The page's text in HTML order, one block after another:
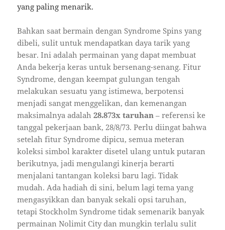
yang paling menarik.
Bahkan saat bermain dengan Syndrome Spins yang
dibeli, sulit untuk mendapatkan daya tarik yang
besar. Ini adalah permainan yang dapat membuat
Anda bekerja keras untuk bersenang-senang. Fitur
Syndrome, dengan keempat gulungan tengah
melakukan sesuatu yang istimewa, berpotensi
menjadi sangat menggelikan, dan kemenangan
maksimalnya adalah28.873x taruhan – referensi ke
tanggal pekerjaan bank, 28/8/73. Perlu diingat bahwa
setelah fitur Syndrome dipicu, semua meteran
koleksi simbol karakter disetel ulang untuk putaran
berikutnya, jadi mengulangi kinerja berarti
menjalani tantangan koleksi baru lagi. Tidak
mudah. ​​Ada hadiah di sini, belum lagi tema yang
mengasyikkan dan banyak sekali opsi taruhan,
tetapi Stockholm Syndrome tidak semenarik banyak
permainan Nolimit City dan mungkin terlalu sulit